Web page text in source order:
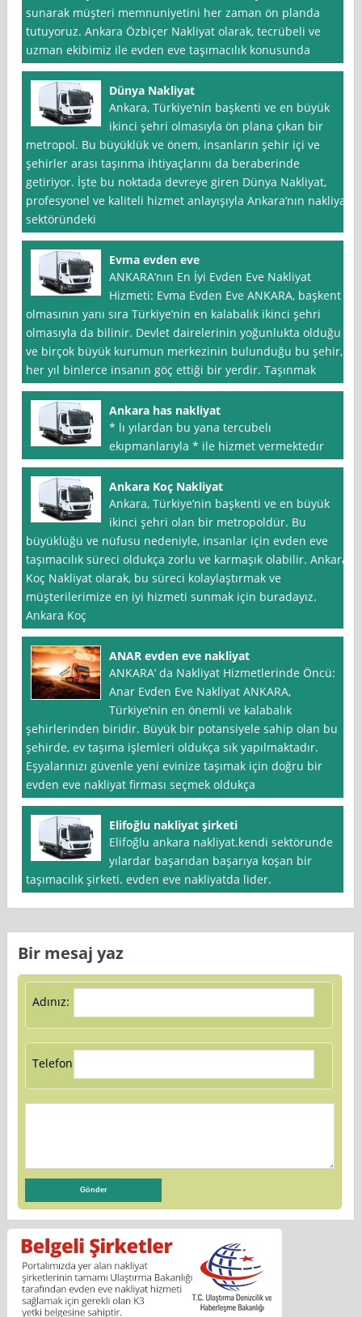
sunarak müşteri memnuniyetini her zaman ön planda
tutuyoruz. Ankara Özbiçer Nakliyat olarak, tecrübeli ve
uzman ekibimiz ile evden eve taşımacılık konusunda
Dünya Nakliyat
Ankara, Türkiye’nin başkenti ve en büyük
ikinci şehri olmasıyla ön plana çıkan bir
metropol. Bu büyüklük ve önem, insanların şehir içi ve
şehirler arası taşınma ihtiyaçlarını da beraberinde
getiriyor. İşte bu noktada devreye giren Dünya Nakliyat,
profesyonel ve kaliteli hizmet anlayışıyla Ankara’nın nakliyat
sektöründeki
Evma evden eve
ANKARA’nın En İyi Evden Eve Nakliyat
Hizmeti: Evma Evden Eve ANKARA, başkent
olmasının yanı sıra Türkiye’nin en kalabalık ikinci şehri
olmasıyla da bilinir. Devlet dairelerinin yoğunlukta olduğu
ve birçok büyük kurumun merkezinin bulunduğu bu şehir,
her yıl binlerce insanın göç ettiği bir yerdir. Taşınmak
Ankara has nakliyat
* lı yılardan bu yana tercubelı
ekıpmanlarıyla * ile hizmet vermektedır
Ankara Koç Nakliyat
Ankara, Türkiye’nin başkenti ve en büyük
ikinci şehri olan bir metropoldür. Bu
büyüklüğü ve nüfusu nedeniyle, insanlar için evden eve
taşımacılık süreci oldukça zorlu ve karmaşık olabilir. Ankara
Koç Nakliyat olarak, bu süreci kolaylaştırmak ve
müşterilerimize en iyi hizmeti sunmak için buradayız.
Ankara Koç
ANAR evden eve nakliyat
ANKARA’ da Nakliyat Hizmetlerinde Öncü:
Anar Evden Eve Nakliyat ANKARA,
Türkiye’nin en önemli ve kalabalık
şehirlerinden biridir. Büyük bir potansiyele sahip olan bu
şehirde, ev taşıma işlemleri oldukça sık yapılmaktadır.
Eşyalarınızı güvenle yeni evinize taşımak için doğru bir
evden eve nakliyat firması seçmek oldukça
Elifoğlu nakliyat şirketi
Elifoğlu ankara nakliyat.kendi sektörunde
yılardar başarıdan başarıya koşan bir
taşımacılık şirketi. evden eve nakliyatda lider.
Bir mesaj yaz
Adınız:
Telefon: